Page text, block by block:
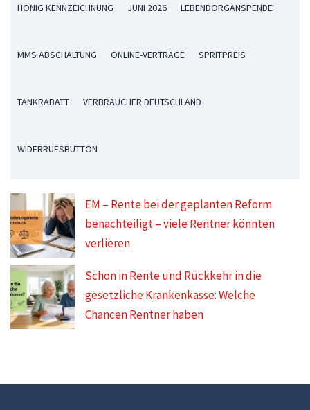
HONIG KENNZEICHNUNG JUNI 2026 LEBENDORGANSPENDE
MMS ABSCHALTUNG ONLINE-VERTRÄGE SPRITPREIS
TANKRABATT VERBRAUCHER DEUTSCHLAND
WIDERRUFSBUTTON
EM – Rente bei der geplanten Reform
benachteiligt – viele Rentner könnten
verlieren
Schon in Rente und Rückkehr in die
gesetzliche Krankenkasse: Welche
Chancen Rentner haben